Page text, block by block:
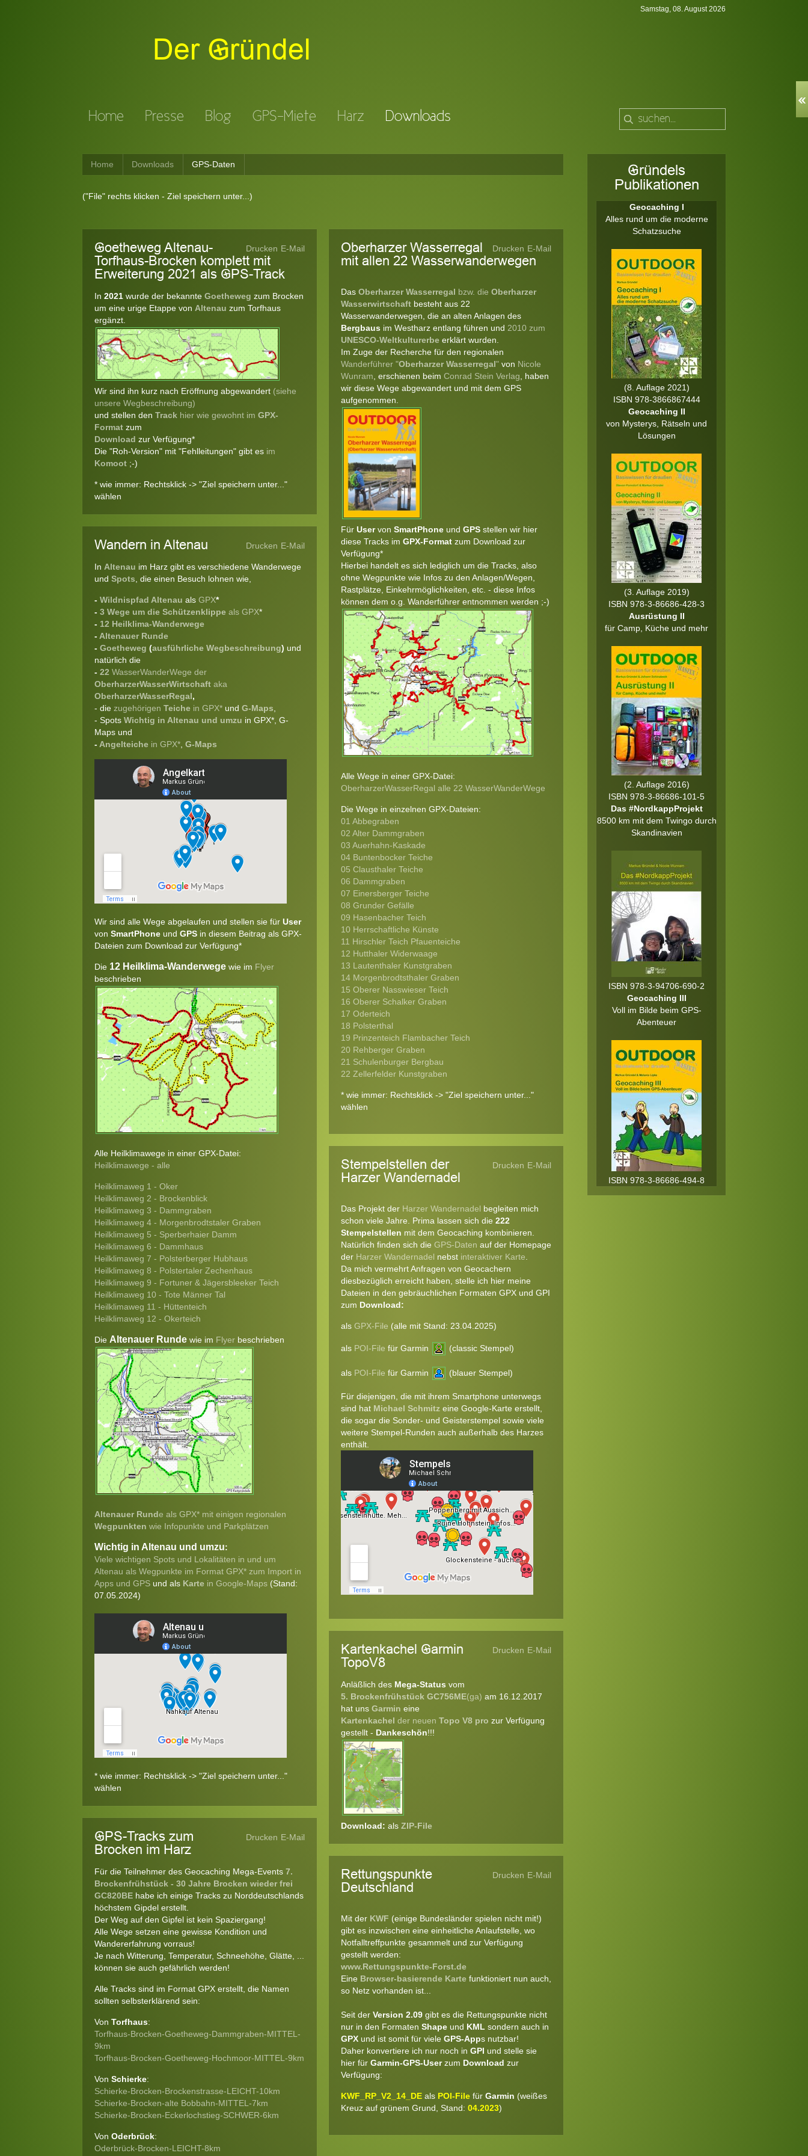
Samstag, 08. August 2026
Der Gründel
Home Presse Blog GPS-Miete Harz Downloads
Home Downloads GPS-Daten
("File" rechts klicken - Ziel speichern unter...)
E-Mail
Drucken
Goetheweg Altenau-
Torfhaus-Brocken komplett mit
Erweiterung 2021 als GPS-Track
In 2021 wurde der bekannte Goetheweg zum Brocken
um eine urige Etappe von Altenau zum Torfhaus
ergänzt.
Wir sind ihn kurz nach Eröffnung abgewandert (siehe
unsere Wegbeschreibung)
und stellen den Track hier wie gewohnt im GPX-
Format zum
Download zur Verfügung*
Die "Roh-Version" mit "Fehlleitungen" gibt es im
Komoot ;-)
* wie immer: Rechtsklick -> "Ziel speichern unter..."
wählen
E-Mail
Drucken
Wandern in Altenau
In Altenau im Harz gibt es verschiedene Wanderwege
und Spots , die einen Besuch lohnen wie,
- Wildnispfad Altenau als GPX*
- 3 Wege um die Schützenklippe als GPX*
- 12 Heilklima-Wanderwege
- Altenauer Runde
- Goetheweg (ausführliche Wegbeschreibung) und
natürlich die
- 22 WasserWanderWege der
OberharzerWasserWirtschaft aka
OberharzerWasserRegal,
- die zugehörigen Teiche in GPX* und G-Maps
- Spots Wichtig in Altenau und umzu in GPX*, G-
Maps und
- Angelteiche in GPX* G-Maps
Wir sind alle Wege abgelaufen und stellen sie für User
von SmartPhone und GPS in diesem Beitrag als GPX-
Dateien zum Download zur Verfügung*
Die 12 Heilklima-Wanderwege wie im Flyer
beschrieben
Alle Heilklimawege in einer GPX-Datei:
Heilklimawege - alle
Heilklimaweg 1 - Oker
Heilklimaweg 2 - Brockenblick
Heilklimaweg 3 - Dammgraben
Heilklimaweg 4 - Morgenbrodtstaler Graben
Heilklimaweg 5 - Sperberhaier Damm
Heilklimaweg 6 - Dammhaus
Heilklimaweg 7 - Polsterberger Hubhaus
Heilklimaweg 8 - Polstertaler Zechenhaus
Heilklimaweg 9 - Fortuner & Jägersbleeker Teich
Heilklimaweg 10 - Tote Männer Tal
Heilklimaweg 11 - Hüttenteich
Heilklimaweg 12 - Okerteich
Die Altenauer Runde wie im Flyer beschrieben
Altenauer Runde als GPX* mit einigen regionalen
Wegpunkten wie Infopunkte und Parkplätzen
Wichtig in Altenau und umzu:
Viele wichtigen Spots und Lokalitäten in und um
Altenau als Wegpunkte im Format GPX* zum Import in
Apps und GPS und als Karte in Google-Maps (Stand:
07.05.2024)
* wie immer: Rechtsklick -> "Ziel speichern unter..."
wählen
E-Mail
Drucken
GPS-Tracks zum
Brocken im Harz
Für die Teilnehmer des Geocaching Mega-Events 7.
Brockenfrühstück - 30 Jahre Brocken wieder frei
GC820BE habe ich einige Tracks zu Norddeutschlands
höchstem Gipdel erstellt.
Der Weg auf den Gipfel ist kein Spaziergang!
Alle Wege setzen eine gewisse Kondition und
Wandererfahrung vorraus!
Je nach Witterung, Temperatur, Schneehöhe, Glätte, ...
können sie auch gefährlich werden!
Alle Tracks sind im Format GPX erstellt, die Namen
sollten selbsterklärend sein:
Von Torfhaus:
Torfhaus-Brocken-Goetheweg-Dammgraben-MITTEL-
9km
Torfhaus-Brocken-Goetheweg-Hochmoor-MITTEL-9km
Von Schierke:
Schierke-Brocken-Brockenstrasse-LEICHT-10km
Schierke-Brocken-alte Bobbahn-MITTEL-7km
Schierke-Brocken-Eckerlochstieg-SCHWER-6km
Von Oderbrück:
Oderbrück-Brocken-LEICHT-8km
E-Mail
Drucken
Oberharzer Wasserregal
mit allen 22 Wasserwanderwegen
Das Oberharzer Wasserregal bzw. die Oberharzer
Wasserwirtschaft besteht aus 22
Wasserwanderwegen, die an alten Anlagen des
Bergbaus im Westharz entlang führen und 2010 zum
UNESCO-Weltkulturerbe erklärt wurden.
Im Zuge der Recherche für den regionalen
Wanderführer "Oberharzer Wasserregal" von Nicole
Wunram , erschienen beim Conrad Stein Verlag , haben
wir diese Wege abgewandert und mit dem GPS
aufgenommen.
Für Uservon SmartPhone und GPS stellen wir hier
diese Tracks im GPX-Format zum Download zur
Verfügung*
Hierbei handelt es sich lediglich um die Tracks, also
ohne Wegpunkte wie Infos zu den Anlagen/Wegen,
Rastplätze, Einkehrmöglichkeiten, etc. - diese Infos
können dem o.g. Wanderführer entnommen werden ;-)
Alle Wege in einer GPX-Datei:
OberharzerWasserRegal alle 22 WasserWanderWege
Die Wege in einzelnen GPX-Dateien:
01 Abbegraben
02 Alter Dammgraben
03 Auerhahn-Kaskade
04 Buntenbocker Teiche
05 Clausthaler Teiche
06 Dammgraben
07 Einersberger Teiche
08 Grunder Gefälle
09 Hasenbacher Teich
10 Herrschaftliche Künste
11 Hirschler Teich Pfauenteiche
12 Hutthaler Widerwaage
13 Lautenthaler Kunstgraben
14 Morgenbrodtsthaler Graben
15 Oberer Nasswieser Teich
16 Oberer Schalker Graben
17 Oderteich
18 Polsterthal
19 Prinzenteich Flambacher Teich
20 Rehberger Graben
21 Schulenburger Bergbau
22 Zellerfelder Kunstgraben
* wie immer: Rechtsklick -> "Ziel speichern unter..."
wählen
E-Mail
Drucken
Stempelstellen der
Harzer Wandernadel
Das Projekt der Harzer Wandernadel begleiten mich
schon viele Jahre. Prima lassen sich die 222
Stempelstellen mit dem Geocaching kombinieren.
Natürlich finden sich die GPS-Daten auf der Homepage
der Harzer Wandernadel nebst interaktiver Karte
Da mich vermehrt Anfragen von Geocachern
diesbezüglich erreicht haben, stelle ich hier meine
Dateien in den gebräuchlichen Formaten GPX und GPI
zum Download:
als GPX-File (alle mit Stand: 23.04.2025)
als POI-File für Garmin (classic Stempel)
als POI-File für Garmin (blauer Stempel)
Für diejenigen, die mit ihrem Smartphone unterwegs
sind hat Michael Schmitz eine Google-Karte erstellt,
die sogar die Sonder- und Geisterstempel sowie viele
weitere Stempel-Runden auch außerhalb des Harzes
enthält.
E-Mail
Drucken
Kartenkachel Garmin
TopoV8
Anläßlich des Mega-Status vom
5. Brockenfrühstück GC756ME(ga) am 16.12.2017
hat uns Garmin eine
Kartenkachel der neuen Topo V8 pro zur Verfügung
gestellt - Dankeschön!!!
Download: als ZIP-File
E-Mail
Drucken
Rettungspunkte
Deutschland
Mit der KWF (einige Bundesländer spielen nicht mit!)
gibt es inzwischen eine einheitliche Anlaufstelle, wo
Notfalltreffpunkte gesammelt und zur Verfügung
gestellt werden:
www.Rettungspunkte-Forst.de
Eine Browser-basierende Karte funktioniert nun auch,
so Netz vorhanden ist...
Seit der Version 2.09 gibt es die Rettungspunkte nicht
nur in den Formaten Shape und KML sondern auch in
GPX und ist somit für viele GPS-Apps nutzbar!
Daher konvertiere ich nur noch in GPI und stelle sie
hier für Garmin-GPS-Userzum Download zur
Verfügung:
KWF_RP_V2_14_DE als POI-File für Garmin (weißes
Kreuz auf grünem Grund, Stand: 04.2023)
Gründels
Publikationen
Geocaching I
Alles rund um die moderne
Schatzsuche
(8. Auflage 2021)
ISBN 978-3866867444
Geocaching II
von Mysterys, Rätseln und
Lösungen
(3. Auflage 2019)
ISBN 978-3-86686-428-3
Ausrüstung II
für Camp, Küche und mehr
(2. Auflage 2016)
ISBN 978-3-86686-101-5
Das #NordkappProjekt
8500 km mit dem Twingo durch
Skandinavien
ISBN 978-3-94706-690-2
Geocaching III
Voll im Bilde beim GPS-
Abenteuer
ISBN 978-3-86686-494-8